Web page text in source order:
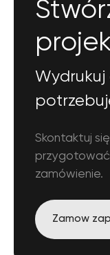
Wydrukuj
Skontaktuj
zamówienie.
Zamow